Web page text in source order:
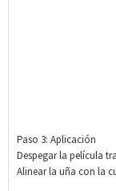
Paso 3: Aplicación
Despegar la película
Alinear la uña con la